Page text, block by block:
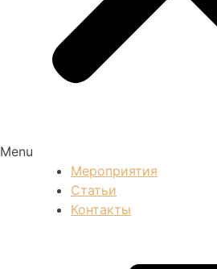
Menu
Мероприятия
Статьи
Контакты